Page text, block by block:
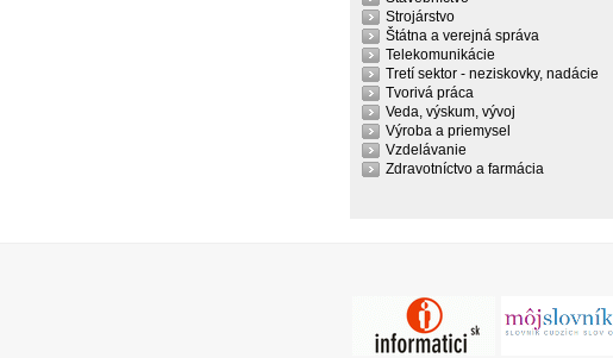
Strojárstvo
Štátna a verejná správa
Telekomunikácie
Tretí sektor - neziskovky, nadácie
Tvorivá práca
Veda, výskum, vývoj
Výroba a priemysel
Vzdelávanie
Zdravotníctvo a farmácia